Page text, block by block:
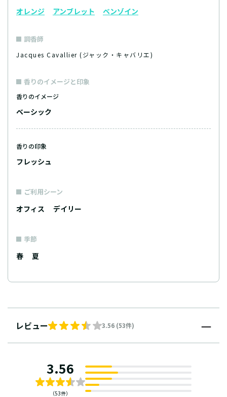
オレンジ アンブレット ベンゾイン
調香師
Jacques Cavallier (ジャック・キャバリエ)
香りのイメージと印象
香りのイメージ
ベーシック
香りの印象
フレッシュ
ご利用シーン
オフィス デイリー
季節
春 夏
レビュー 3.56 (53件)
3.56
（53件）